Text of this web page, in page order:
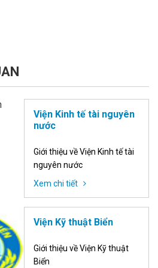
Viện Kinh tế tài nguyên
nước
Giới thiệu về Viện Kinh tế tài
nguyên nước
Xem chi tiết
Viện Kỹ thuật Biển
Giới thiệu về Viện Kỹ thuật
Biển